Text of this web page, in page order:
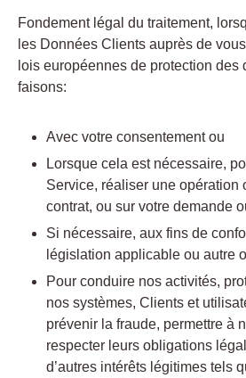
Fondement légal du traitement,
les Données Clients auprès de
lois européennes de protection des
faisons:
Avec votre consentement ou
Lorsque cela est nécessaire,
Service, réaliser une opération
contrat, ou sur votre demande
Si nécessaire, aux fins de
législation applicable ou autre
Pour conduire nos activités,
nos systèmes, Clients et
prévenir la fraude, permettre à
respecter leurs obligations
d’autres intérêts légitimes tels